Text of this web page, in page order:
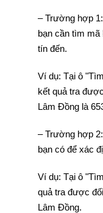
– Trường hợp
bạn cần tìm
tín đến.
Ví dụ: Tại ô
kết quả tra
Lâm Đồng là
– Trường hợp
bạn có để xác
Ví dụ: Tại ô
quả tra được
Lâm Đồng.